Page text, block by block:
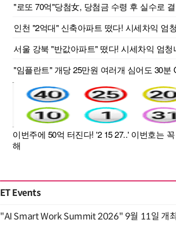
ET Events
"AI Smart Work Summit 2026" 9월 11일 개최